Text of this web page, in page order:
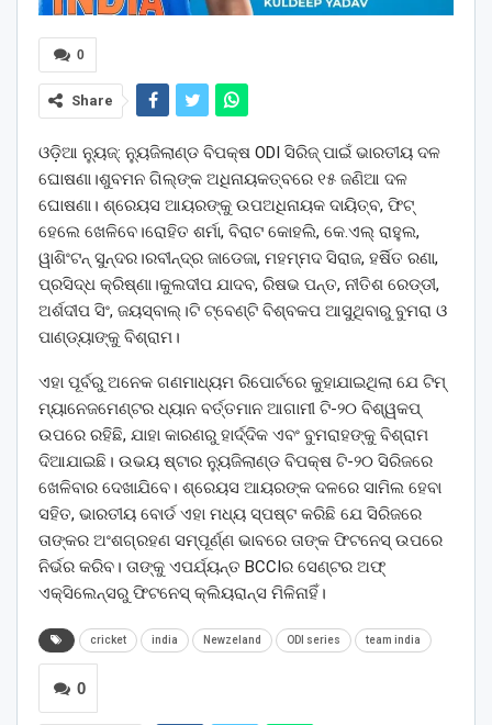
0
Share
ଓଡ଼ିଆ ନ୍ୟୁଜ୍: ନ୍ୟୁଜିଲାଣ୍ଡ ବିପକ୍ଷ ODI ସିରିଜ୍‌ ପାଇଁ ଭାରତୀୟ ଦଳ
ଘୋଷଣା।ଶୁବମନ ଗିଲ୍‌ଙ୍କ ଅଧିନାୟକତ୍ବରେ ୧୫ ଜଣିଆ ଦଳ
ଘୋଷଣା। ଶ୍ରେୟସ ଆୟରଙ୍କୁ ଉପଅଧିନାୟକ ଦାୟିତ୍ବ, ଫିଟ୍‌
ହେଲେ ଖେଳିବେ।ରୋହିତ ଶର୍ମା, ବିରାଟ କୋହଲି, କେ.ଏଲ୍ ରାହୁଲ,
ୱାଶିଂଟନ୍ ସୁନ୍ଦର।ରବୀନ୍ଦ୍ର ଜାଡେଜା, ମହମ୍ମଦ ସିରାଜ, ହର୍ଷିତ ରଣା,
ପ୍ରସିଦ୍ଧ କ୍ରିଷ୍ଣା।କୁଲଦୀପ ଯାଦବ, ରିଷଭ ପନ୍ତ, ନୀତିଶ ରେଡ୍ଡୀ,
ଅର୍ଶଦୀପ ସିଂ, ଜୟସ୍ବାଲ୍।ଟି ଟ୍ବେଣ୍ଟି ବିଶ୍ବକପ ଆସୁଥିବାରୁ ବୁମରା ଓ
ପାଣ୍ଡ୍ୟାଙ୍କୁ ବିଶ୍ରାମ।
ଏହା ପୂର୍ବରୁ ଅନେକ ଗଣମାଧ୍ୟମ ରିପୋର୍ଟରେ କୁହାଯାଇଥିଲା ଯେ ଟିମ୍
ମ୍ୟାନେଜମେଣ୍ଟର ଧ୍ୟାନ ବର୍ତ୍ତମାନ ଆଗାମୀ ଟି-୨୦ ବିଶ୍ୱକପ୍
ଉପରେ ରହିଛି, ଯାହା କାରଣରୁ ହାର୍ଦ୍ଦିକ ଏବଂ ବୁମରାହଙ୍କୁ ବିଶ୍ରାମ
ଦିଆଯାଇଛି। ଉଭୟ ଷ୍ଟାର ନ୍ୟୁଜିଲାଣ୍ଡ ବିପକ୍ଷ ଟି-୨୦ ସିରିଜରେ
ଖେଳିବାର ଦେଖାଯିବେ। ଶ୍ରେୟସ ଆୟରଙ୍କ ଦଳରେ ସାମିଲ ହେବା
ସହିତ, ଭାରତୀୟ ବୋର୍ଡ ଏହା ମଧ୍ୟ ସ୍ପଷ୍ଟ କରିଛି ଯେ ସିରିଜରେ
ତାଙ୍କର ଅଂଶଗ୍ରହଣ ସମ୍ପୂର୍ଣ୍ଣ ଭାବରେ ତାଙ୍କ ଫିଟନେସ୍ ଉପରେ
ନିର୍ଭର କରିବ। ତାଙ୍କୁ ଏପର୍ଯ୍ୟନ୍ତ BCCIର ସେଣ୍ଟର ଅଫ୍
ଏକ୍ସିଲେନ୍ସରୁ ଫିଟନେସ୍ କ୍ଲିୟରାନ୍ସ ମିଳିନାହିଁ।
cricket india Newzeland ODI series team india
0